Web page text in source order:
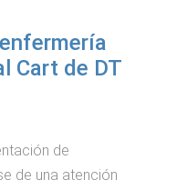
Cart de DT
de
de una atención